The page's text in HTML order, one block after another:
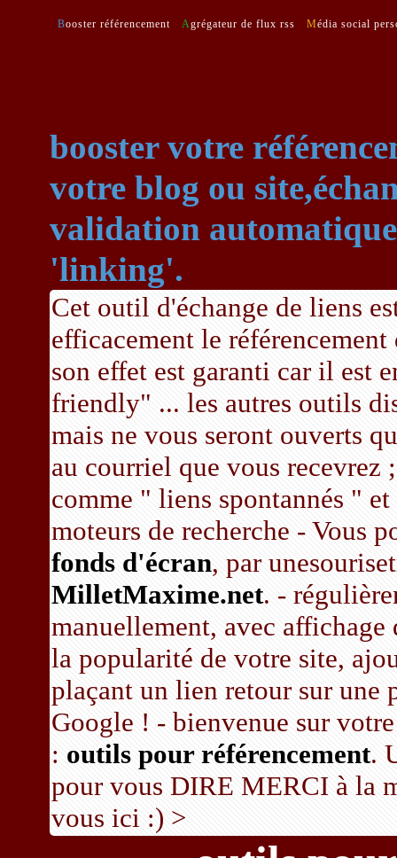
Booster référencement Agrégateur de flux rss Média social
booster votre
votre blog ou
validation
'linking'.
Cet outil d'échange de liens
efficacement le
son effet est garanti car il est
friendly" ... les autres outils
mais ne vous seront ouverts
au courriel que vous recevrez
comme " liens spontannés "
moteurs de recherche - Vous
fonds d'écran, par
MilletMaxime.net. -
manuellement, avec affichage
la popularité de votre site,
plaçant un lien retour sur une
Google ! - bienvenue sur
: outils pour référencement.
pour vous DIRE MERCI à la
vous ici :) >